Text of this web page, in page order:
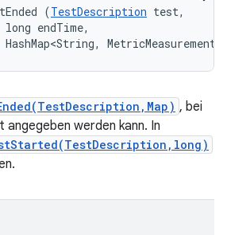
(TestDescription test,
long endTime,
HashMap<String,
, bei
werden kann. In